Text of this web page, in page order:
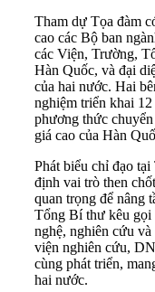
Tham dự Tọa đàm
cao các Bộ ban
các Viện, Trường,
Hàn Quốc, và đại
của hai nước. Hai
nghiệm triển khai
phương thức
giá cao của Hàn
Phát biểu chỉ đạo
định vai trò then
quan trọng để nâng
Tổng Bí thư kêu gọi
nghệ, nghiên cứu
viện nghiên cứu,
cùng phát triển,
hai nước.